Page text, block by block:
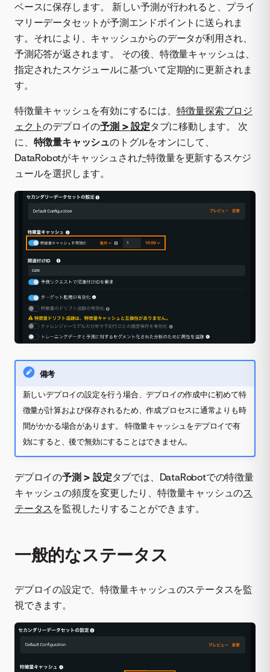
ベースに保存します。 新しい予測が行われると、プライ
マリーデータセットが予測エンドポイントに送られま
す。それにより、キャッシュからのデータが利用され、
予測応答が返されます。 その後、特徴量キャッシュは、
指定されたスケジュールに基づいて定期的に更新されま
す。
特徴量キャッシュを有効にするには、 特徴量探索プロジ
ェクトのデプロイの予測 > 設定タブに移動します。 次
に、 特徴量キャッシュのトグルをオンにして、
DataRobotがキャッシュされた特徴量を更新するスケジ
ュールを選択します。
備考
新しいデプロイの設定を行う場合、デプロイの作成中に初めて特
徴量が計算および保存されるため、作成プロセスに通常よりも時
間がかかる場合があります。 特徴量キャッシュをデプロイで有
効にすると、後で無効にすることはできません。
デプロイの予測 > 設定タブでは、DataRobotでの特徴量
キャッシュの頻度を変更したり、特徴量キャッシュのス
テータス を監視したりすることができます。
一般的なステータス
デプロイの設定で、特徴量キャッシュのステータスを監
視できます。